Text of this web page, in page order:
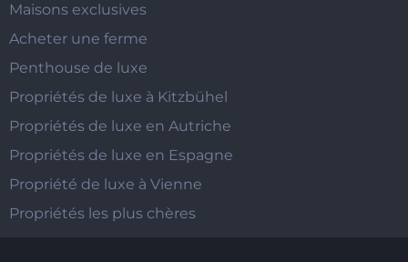
Maisons exclusives
Acheter une ferme
Penthouse de luxe
Propriétés de luxe à Kitzbühel
Propriétés de luxe en Autriche
Propriétés de luxe en Espagne
Propriété de luxe à Vienne
Propriétés les plus chères